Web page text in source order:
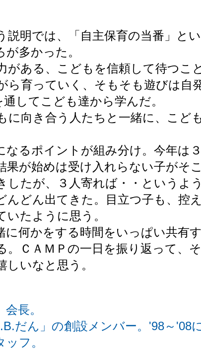
明では、「自主保育の当番」と
多かった。
ある、こどもを信頼して待つこ
ら育っていく、そもそも遊びは自
してこども達から学んだ。
に向き合う人たちと一緒に、こど
るポイントが組み分け。今年は３
果が始めは受け入れらない子がそ
したが、３人寄れば・・というよ
んどん出てきた。目立つ子も、控
たように思う。
に何かをする時間をいっぱい共有
。ＣＡＭＰの一日を振り返って、
いなと思う。
長。
だん」の創設メンバー。'98～'08
フ。